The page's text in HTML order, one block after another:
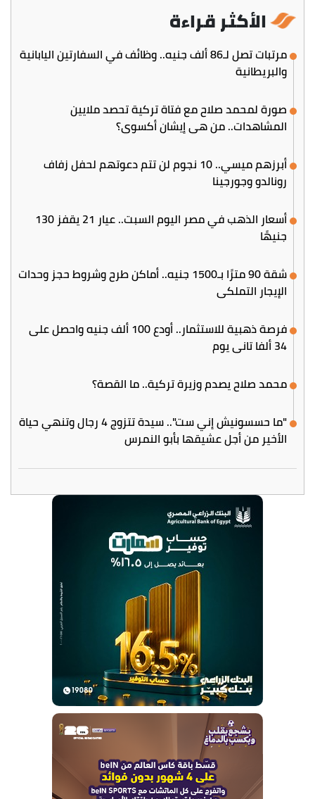
الأكثر قراءة
مرتبات تصل لـ86 ألف جنيه.. وظائف في السفارتين اليابانية
والبريطانية
صورة لمحمد صلاح مع فتاة تركية تحصد ملايين
المشاهدات.. من هي إيشان أكسوي؟
أبرزهم ميسي.. 10 نجوم لن تتم دعوتهم لحفل زفاف
رونالدو وجورجينا
أسعار الذهب في مصر اليوم السبت.. عيار 21 يقفز 130
جنيهًا
شقة 90 مترًا بـ1500 جنيه.. أماكن طرح وشروط حجز وحدات
الإيجار التملكي
فرصة ذهبية للاستثمار.. أودع 100 ألف جنيه واحصل على
34 ألفا تاني يوم
محمد صلاح يصدم وزيرة تركية.. ما القصة؟
"ما حسسونيش إني ست".. سيدة تتزوج 4 رجال وتنهي حياة
الأخير من أجل عشيقها بأبو النمرس